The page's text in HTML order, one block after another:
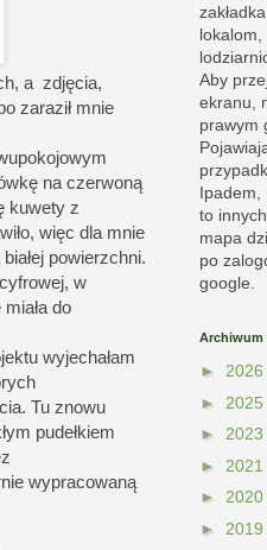
a zdjęcia,
zaraził mnie
na czerwoną
kuwety z
więc dla mnie
powierzchni.
w
do
wyjechałam
Tu znowu
pudełkiem
wypracowaną
lokalom,
Aby
ekranu,
prawym
Ipadem,
to
mapa
po
google.
Archiwum
► 2026
► 2025
► 2023
► 2021
► 2020
► 2019